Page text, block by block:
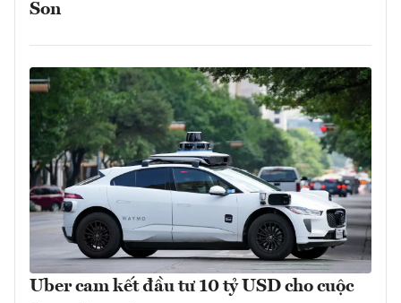
Son
Uber cam kết đầu tư 10 tỷ USD cho cuộc